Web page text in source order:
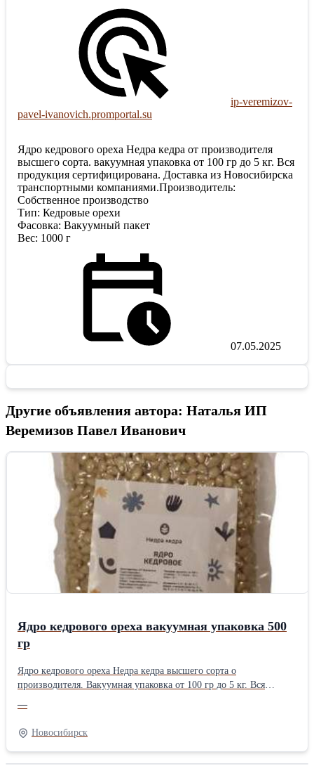
ip-veremizov-
pavel-ivanovich.promportal.su
Ядро кедрового ореха Недра кедра от производителя
высшего сорта. вакуумная упаковка от 100 гр до 5 кг. Вся
продукция сертифицирована. Доставка из Новосибирска
транспортными компаниями.Производитель:
Собственное производство
Тип: Кедровые орехи
Фасовка: Вакуумный пакет
Вес: 1000 г
07.05.2025
Другие объявления автора: Наталья ИП
Веремизов Павел Иванович
Ядро кедрового ореха вакуумная упаковка 500
гр
Ядро кедрового ореха Недра кедра высшего сорта о
производителя. Вакуумная упаковка от 100 гр до 5 кг. Вся
транспортными компаниями.Производитель: Собственное
производство Тип: Кедровые орехи Фасовка: Вакуумный пакет
—
Новосибирск